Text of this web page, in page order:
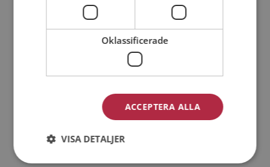
Min ålder:
Jag accepterarMedlemsvillkoren
Oklassificerade
ACCEPTERA ALLA
VISA DETALJER